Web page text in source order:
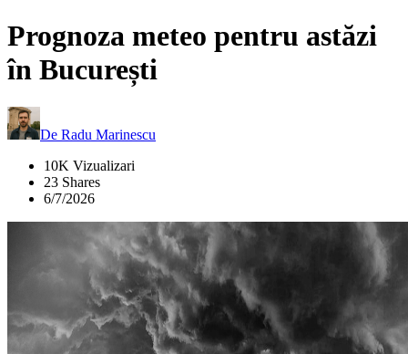
Prognoza meteo pentru astăzi
în București
De Radu Marinescu
10K Vizualizari
23 Shares
6/7/2026